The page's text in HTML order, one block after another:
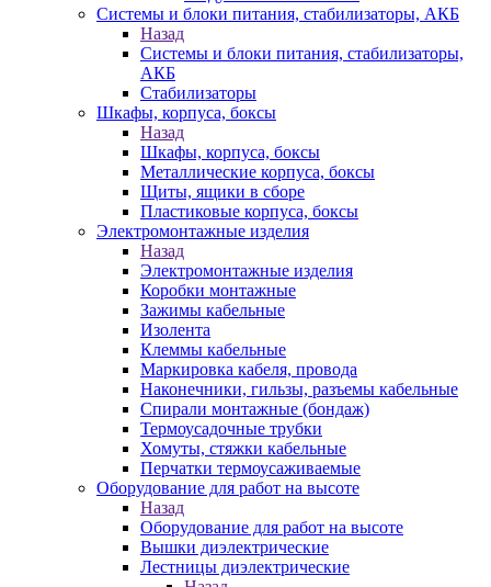
Системы и блоки питания, стабилизаторы, АКБ
Назад
Системы и блоки питания, стабилизаторы,
АКБ
Стабилизаторы
Шкафы, корпуса, боксы
Назад
Шкафы, корпуса, боксы
Металлические корпуса, боксы
Щиты, ящики в сборе
Пластиковые корпуса, боксы
Электромонтажные изделия
Назад
Электромонтажные изделия
Коробки монтажные
Зажимы кабельные
Изолента
Клеммы кабельные
Маркировка кабеля, провода
Наконечники, гильзы, разъемы кабельные
Спирали монтажные (бондаж)
Термоусадочные трубки
Хомуты, стяжки кабельные
Перчатки термоусаживаемые
Оборудование для работ на высоте
Назад
Оборудование для работ на высоте
Вышки диэлектрические
Лестницы диэлектрические